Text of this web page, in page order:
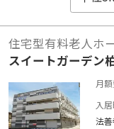
住宅型有料老人ホ
スイートガーデン
月
入
法